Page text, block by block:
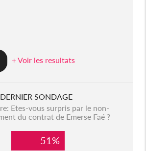
+ Voir les resultats
DERNIER SONDAGE
Etes-vous surpris par le non-
du contrat de Emerse Faé ?
51%